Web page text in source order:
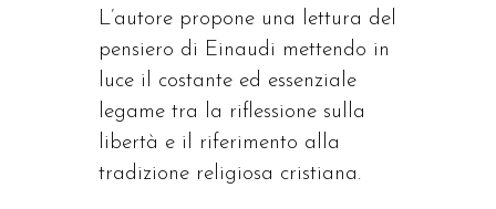
L’autore propone una lettura del
pensiero di Einaudi mettendo in
luce il costante ed essenziale
legame tra la riflessione sulla
libertà e il riferimento alla
tradizione religiosa cristiana.